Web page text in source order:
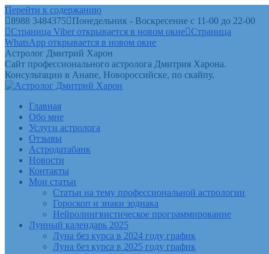
Перейти к содержанию
8988 3484375
Понедельник - Воскресение с 11-00 до 22-00
Страница Viber открывается в новом окне
Страница
WhatsApp открывается в новом окне
Астролог Дмитрий Харон
Сайт профессионального астролога Дмитрия Харона.
Консультации в Анапе, Новороссийске, по скайпу.
Главная
Обо мне
Услуги астролога
Отзывы
Астродатабанк
Новости
Контакты
Мои статьи
Статьи на тему профессиональной астрологии
Гороскоп и знаки зодиака
Нейролингвистическое программирование
Лунный календарь 2025
Луна без курса в 2024 году график
Луна без курса в 2025 году график